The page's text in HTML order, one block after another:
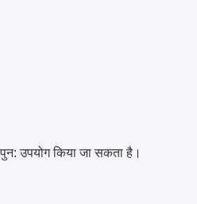
उपयोग किया जा सकता है।